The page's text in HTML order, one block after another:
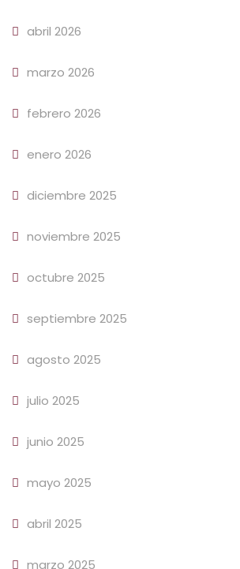
abril 2026
marzo 2026
febrero 2026
enero 2026
diciembre 2025
noviembre 2025
octubre 2025
septiembre 2025
agosto 2025
julio 2025
junio 2025
mayo 2025
abril 2025
marzo 2025